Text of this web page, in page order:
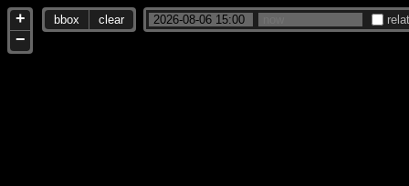
+
−
bbox clear